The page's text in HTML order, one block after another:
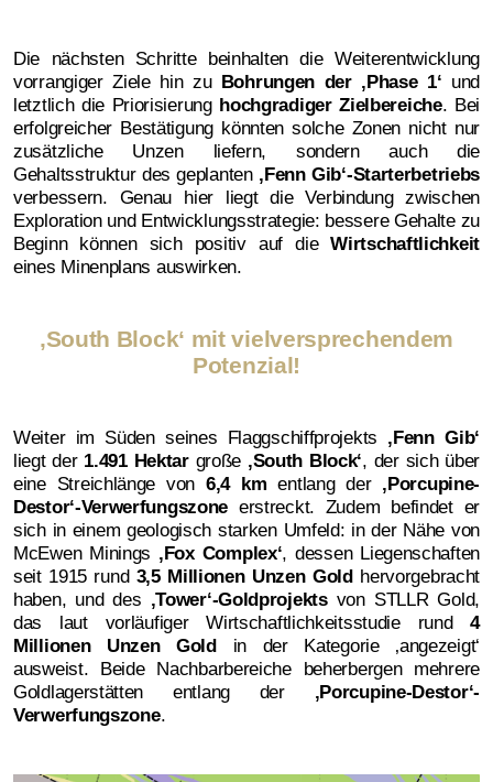
Die nächsten Schritte beinhalten die Weiterentwicklung
vorrangiger Ziele hin zu Bohrungen der ‚Phase 1‘ und
letztlich die Priorisierung hochgradiger Zielbereiche. Bei
erfolgreicher Bestätigung könnten solche Zonen nicht nur
zusätzliche Unzen liefern, sondern auch die
Gehaltsstruktur des geplanten ‚Fenn Gib‘-Starterbetriebs
verbessern. Genau hier liegt die Verbindung zwischen
Exploration und Entwicklungsstrategie: bessere Gehalte zu
Beginn können sich positiv auf dieWirtschaftlichkeit
eines Minenplans auswirken.
‚South Block‘ mit vielversprechendem
Potenzial!
Weiter im Süden seines Flaggschiffprojekts ‚Fenn Gib‘
liegt der 1.491 Hektargroße ‚South Block‘, der sich über
eine Streichlänge von6,4 km entlang der ‚Porcupine-
Destor‘-Verwerfungszone erstreckt. Zudem befindet er
sich in einem geologisch starken Umfeld: in der Nähe von
McEwen Minings ‚Fox Complex‘, dessen Liegenschaften
seit 1915 rund 3,5 Millionen Unzen Gold hervorgebracht
haben, und des ‚Tower‘-Goldprojektsvon STLLR Gold,
das laut vorläufiger Wirtschaftlichkeitsstudie rund4
Millionen Unzen Goldin der Kategorie ‚angezeigt‘
ausweist. Beide Nachbarbereiche beherbergen mehrere
Goldlagerstätten entlang der ‚Porcupine-Destor‘-
Verwerfungszone.